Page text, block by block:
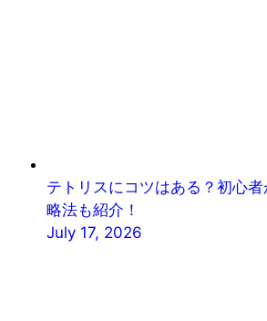
テトリスにコツはある？初心
略法も紹介！
July 17, 2026